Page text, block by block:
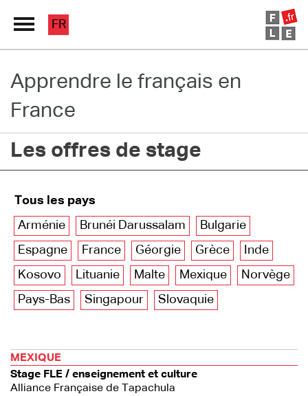
Grand Répertoire
Immersion France
Le français en ligne
FR
Apprendre le français en
France
Les offres de stage
Tous les pays
Arménie
Brunéi Darussalam
Bulgarie
Espagne
France Géorgie Grèce
Inde
Kosovo
Lituanie Malte Mexique
Norvège
Pays-Bas
Singapour Slovaquie
MEXIQUE
Stage FLE / enseignement et culture
Alliance Française de Tapachula